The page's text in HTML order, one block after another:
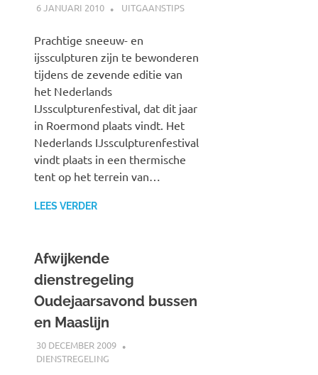
6 JANUARI 2010 JOHAN
UITGAANSTIPS
Prachtige sneeuw- en
ijssculpturen zijn te bewonderen
tijdens de zevende editie van
het Nederlands
IJssculpturenfestival, dat dit jaar
in Roermond plaats vindt. Het
Nederlands IJssculpturenfestival
vindt plaats in een thermische
tent op het terrein van…
LEES VERDER
Afwijkende
dienstregeling
Oudejaarsavond bussen
en Maaslijn
30 DECEMBER 2009
DIENSTREGELING